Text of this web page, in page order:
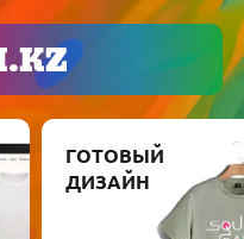
ГОТОВЫЙ
ДИЗАЙН